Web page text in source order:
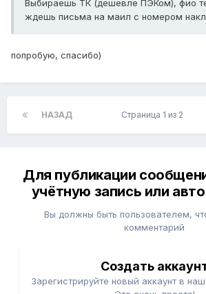
Выбираешь ТК (дешевле ПЭКом), фио
ждешь письма на маил с номером
попробую, спасибо)
НАЗАД Страница 1 из 2
Для публикации
учётную запись или
Вы должны быть пользователем,
комментарий
Создать
Зарегистрируйте новый аккаунт в